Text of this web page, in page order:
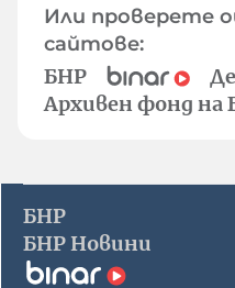
Или проверете
сайтове:
БНР
Архивен фонд на
БНР
БНР Новини